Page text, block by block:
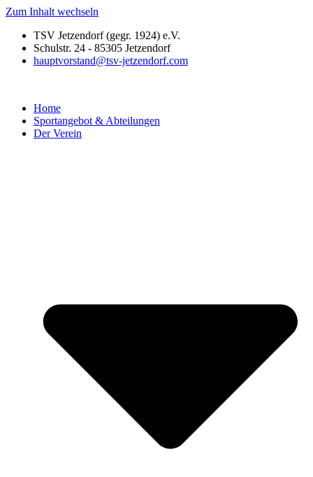
Zum Inhalt wechseln
TSV Jetzendorf (gegr. 1924) e.V.
Schulstr. 24 - 85305 Jetzendorf
hauptvorstand@tsv-jetzendorf.com
Home
Sportangebot & Abteilungen
Der Verein